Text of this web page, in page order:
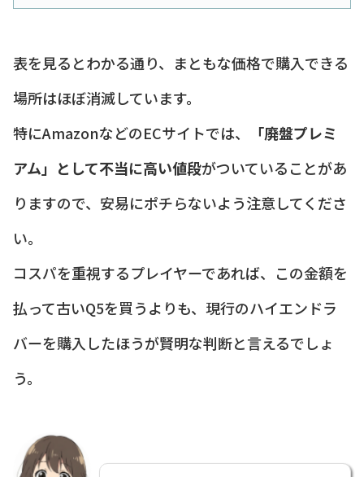
表を見るとわかる通り、まともな価格で購入できる
場所はほぼ消滅しています。
特にAmazonなどのECサイトでは、
「廃盤プレミ
アム」として不当に高い値段がついていることがあ
りますので、安易にポチらないよう注意してくださ
い。
コスパを重視するプレイヤーであれば、この金額を
払って古いQ5を買うよりも、現行のハイエンドラ
バーを購入したほうが賢明な判断と言えるでしょ
う。